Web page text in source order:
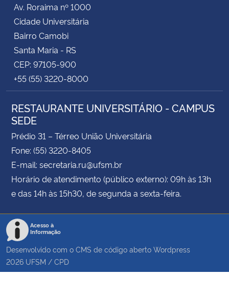
Av. Roraima nº 1000
Cidade Universitária
Bairro Camobi
Santa Maria - RS
CEP: 97105-900
+55 (55) 3220-8000
RESTAURANTE UNIVERSITÁRIO - CAMPUS
SEDE
Prédio 31 – Térreo União Universitária
Fone: (55) 3220-8405
E-mail: secretaria.ru@ufsm.br
Horário de atendimento (público externo): 09h às 13h
e das 14h às 15h30, de segunda a sexta-feira.
Acesso à
Informação
Desenvolvido com o CMS de código aberto Wordpress
2026 UFSM / CPD